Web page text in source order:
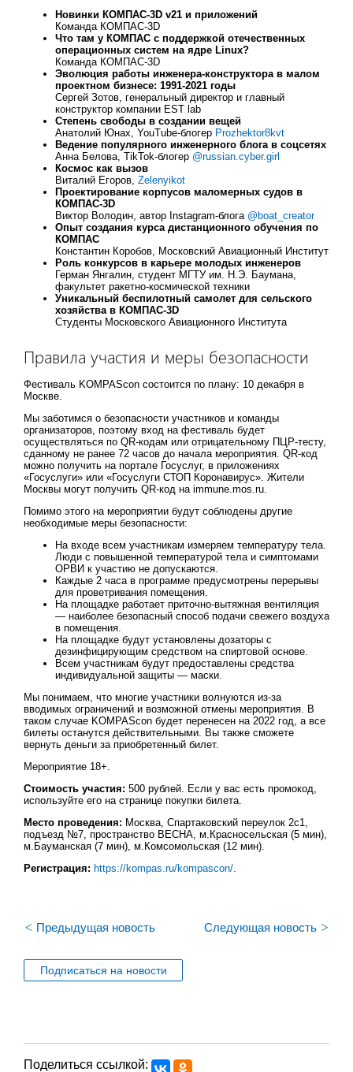
Новинки КОМПАС-3D v21 и приложений
Команда КОМПАС-3D
Что там у КОМПАС с поддержкой отечественных
операционных систем на ядре Linux?
Команда КОМПАС-3D
Эволюция работы инженера-конструктора в малом
проектном бизнесе: 1991-2021 годы
Сергей Зотов, генеральный директор и главный
конструктор компании EST lab
Степень свободы в создании вещей
Анатолий Юнах, YouTube-блогер Prozhektor8kvt
Ведение популярного инженерного блога в соцсетях
Анна Белова, TikTok-блогер @russian.cyber.girl
Космос как вызов
Виталий Егоров, Zelenyikot
Проектирование корпусов маломерных судов в
КОМПАС-3D
Виктор Володин, автор Instagram-блога @boat_creator
Опыт создания курса дистанционного обучения по
КОМПАС
Константин Коробов, Московский Авиационный Институт
Роль конкурсов в карьере молодых инженеров
Герман Янгалин, студент МГТУ им. Н.Э. Баумана,
факультет ракетно-космической техники
Уникальный беспилотный самолет для сельского
хозяйства в КОМПАС-3D
Студенты Московского Авиационного Института
Правила участия и меры безопасности
Фестиваль KOMPAScon состоится по плану: 10 декабря в
Москве.
Мы заботимся о безопасности участников и команды
организаторов, поэтому вход на фестиваль будет
осуществляться по QR-кодам или отрицательному ПЦР-тесту,
сданному не ранее 72 часов до начала мероприятия. QR-код
можно получить на портале Госуслуг, в приложениях
«Госуслуги» или «Госуслуги СТОП Коронавирус». Жители
Москвы могут получить QR-код на immune.mos.ru.
Помимо этого на мероприятии будут соблюдены другие
необходимые меры безопасности:
На входе всем участникам измеряем температуру тела.
Люди с повышенной температурой тела и симптомами
ОРВИ к участию не допускаются.
Каждые 2 часа в программе предусмотрены перерывы
для проветривания помещения.
На площадке работает приточно-вытяжная вентиляция
— наиболее безопасный способ подачи свежего воздуха
в помещения.
На площадке будут установлены дозаторы с
дезинфицирующим средством на спиртовой основе.
Всем участникам будут предоставлены средства
индивидуальной защиты — маски.
Мы понимаем, что многие участники волнуются из-за
вводимых ограничений и возможной отмены мероприятия. В
таком случае KOMPAScon будет перенесен на 2022 год, а все
билеты останутся действительными. Вы также сможете
вернуть деньги за приобретенный билет.
Мероприятие 18+.
Стоимость участия: 500 рублей. Если у вас есть промокод,
используйте его на странице покупки билета.
Место проведения: Москва, Спартаковский переулок 2с1,
подъезд №7, пространство ВЕСНА, м.Красносельская (5 мин),
м.Бауманская (7 мин), м.Комсомольская (12 мин).
Регистрация: https://kompas.ru/kompascon/
< Предыдущая новость Следующая новость >
Подписаться на новости
Поделиться ссылкой: